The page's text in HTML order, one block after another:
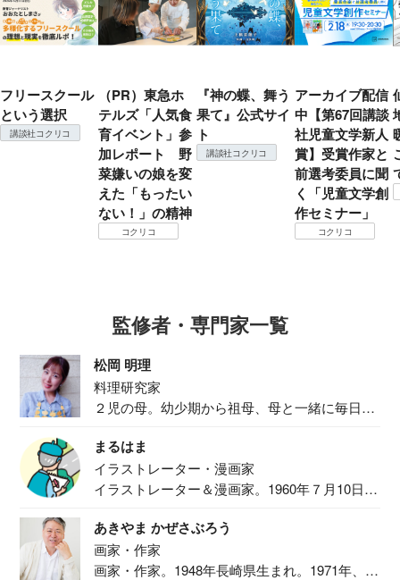
フリースクール
という選択
講談社コクリコ
（PR）東急ホ
テルズ「人気食
育イベント」参
加レポート 野
菜嫌いの娘を変
えた「もったい
ない！」の精神
コクリコ
『神の蝶、舞う
果て』公式サイ
ト
講談社コクリコ
アーカイブ配信
中【第67回講談
社児童文学新人
賞】受賞作家と
前選考委員に聞
く「児童文学創
作セミナー」
コクリコ
監修者・専門家一覧
松岡 明理
料理研究家
２児の母。幼少期から祖母、母と一緒に毎日の
まるはま
イラストレーター・漫画家
イラストレーター＆漫画家。1960年７月10日生
あきやま かぜさぶろう
画家・作家
画家・作家。1948年長崎県生まれ。1971年、